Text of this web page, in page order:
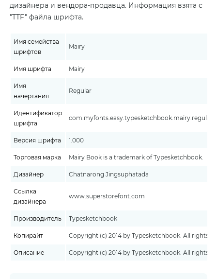
дизайнера и вендора-продавца. Информация взята с
"TTF" файла шрифта.
Имя семейства
шрифтов
Mairy
Имя шрифта Mairy
Имя
начертания
Regular
Идентификатор
шрифта
Версия шрифта 1.000
Торговая марка Mairy Book is a trademark of Typesketchbook.
Дизайнер Chatnarong Jingsuphatada
Ссылка
дизайнера
www.superstorefont.com
Производитель Typesketchbook
Копирайт Copyright (c) 2014 by Typesketchbook. All rights
Описание Copyright (c) 2014 by Typesketchbook. All rights